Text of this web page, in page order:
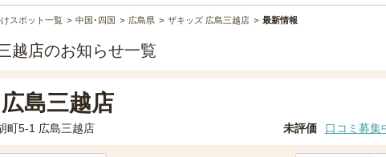
スポット一覧 中国･四国 広島県 ザキッズ 広島三越店 最新情報
越店のお知らせ一覧
島三越店
町5-1 広島三越店 未評価 口コミ募集